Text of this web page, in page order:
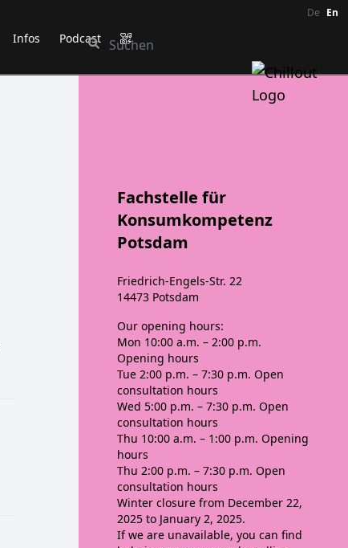
De En
Infos Podcast
Fachstelle für
Konsumkompetenz
Potsdam
Friedrich-Engels-Str. 22
14473 Potsdam
Our opening hours:
Mon 10:00 a.m. – 2:00 p.m.
Opening hours
Tue 2:00 p.m. – 7:30 p.m. Open
consultation hours
Wed 5:00 p.m. – 7:30 p.m. Open
consultation hours
Thu 10:00 a.m. – 1:00 p.m. Opening
hours
Thu 2:00 p.m. – 7:30 p.m. Open
consultation hours
Winter closure from December 22,
2025 to January 2, 2025.
If we are unavailable, you can find